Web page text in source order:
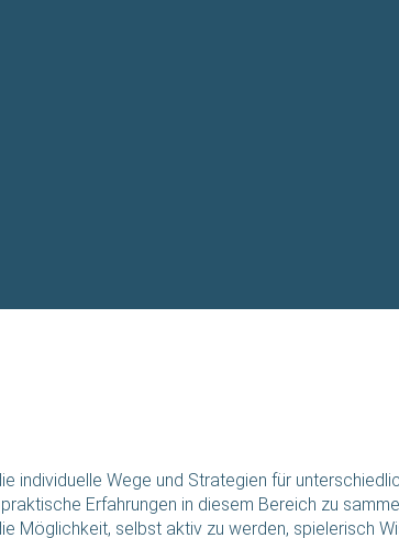
individuelle Wege und Strategien für
Erfahrungen in diesem Bereich zu
Möglichkeit, selbst aktiv zu werden, spielerisch